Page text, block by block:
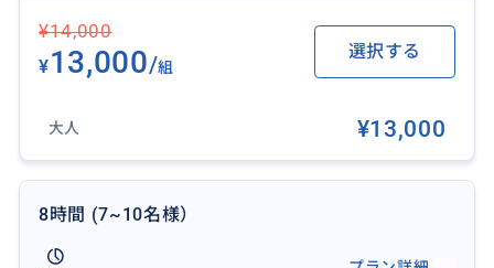
ご自身の好みに合わせて自由に観光プランを組むこと
ができ、
ショッピングも自由に楽しめます。
とが可能です。
おすすめ
¥14,000
¥13,000/組
選択する
大人 ¥13,000
8時間 (7~10名様）